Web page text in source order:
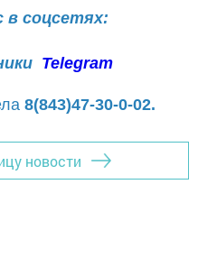
в соцсетях:
Telegram
8(843)47-30-0-02.
новости